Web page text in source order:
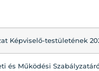
Képviselő-testületének
és Működési